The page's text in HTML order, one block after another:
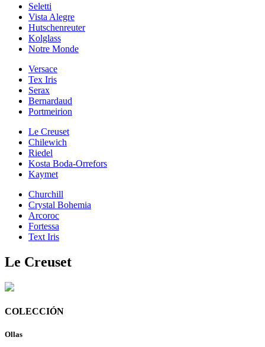
Seletti
Vista Alegre
Hutschenreuter
Kolglass
Notre Monde
Versace
Tex Iris
Serax
Bernardaud
Portmeirion
Le Creuset
Chilewich
Riedel
Kosta Boda-Orrefors
Kaymet
Churchill
Crystal Bohemia
Arcoroc
Fortessa
Text Iris
Le Creuset
COLECCIÓN
Ollas